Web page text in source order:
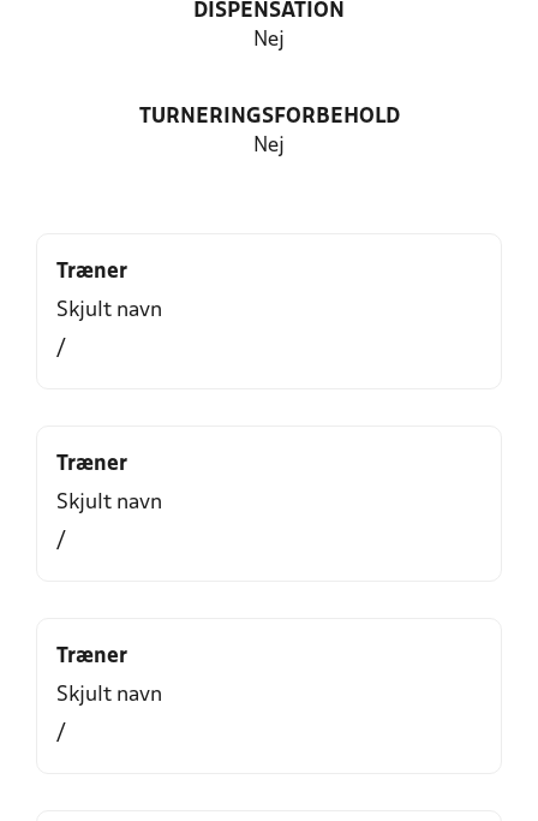
DISPENSATION
Nej
TURNERINGSFORBEHOLD
Nej
Træner
Skjult navn
/
Træner
Skjult navn
/
Træner
Skjult navn
/